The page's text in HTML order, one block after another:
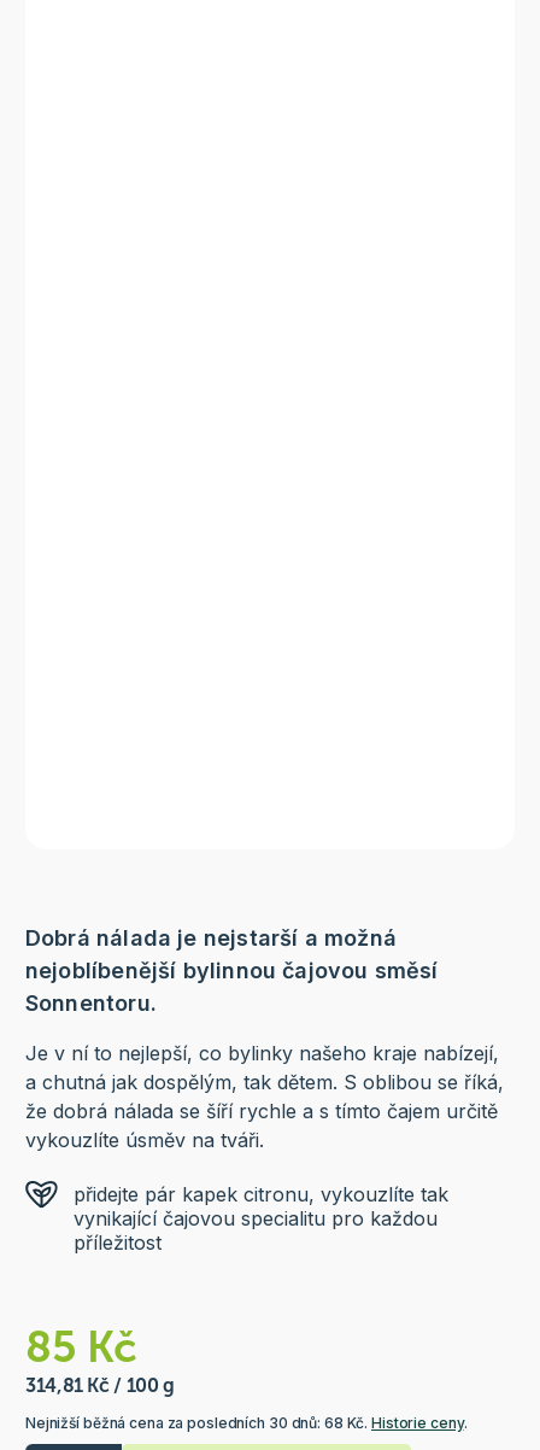
Dobrá nálada je nejstarší a možná
nejoblíbenější bylinnou čajovou směsí
Sonnentoru.
Je v ní to nejlepší, co bylinky našeho kraje nabízejí,
a chutná jak dospělým, tak dětem. S oblibou se říká,
že dobrá nálada se šíří rychle a s tímto čajem určitě
vykouzlíte úsměv na tváři.
přidejte pár kapek citronu, vykouzlíte tak
vynikající čajovou specialitu pro každou
příležitost
85 Kč
314,81 Kč / 100 g
Nejnižší běžná cena za posledních 30 dnů: 68 Kč.Historie ceny.